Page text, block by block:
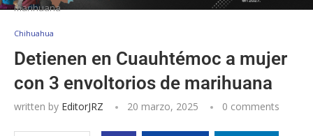
marihuana
Chihuahua
Detienen en Cuauhtémoc a mujer
con 3 envoltorios de marihuana
written by EditorJRZ 20 marzo, 2025 0 comments